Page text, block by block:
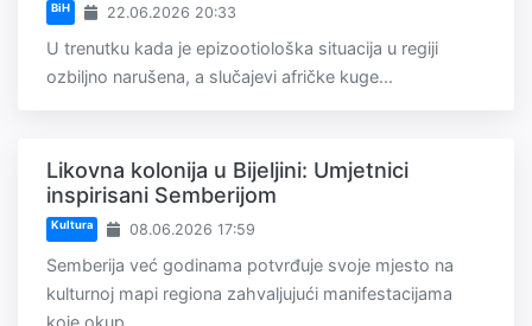
BiH 22.06.2026 20:33
U trenutku kada je epizootiološka situacija u regiji
ozbiljno narušena, a slučajevi afričke kuge...
Likovna kolonija u Bijeljini: Umjetnici
inspirisani Semberijom
Kultura 08.06.2026 17:59
Semberija već godinama potvrđuje svoje mjesto na
kulturnoj mapi regiona zahvaljujući manifestacijama